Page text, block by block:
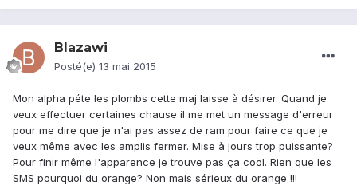
Blazawi
Posté(e) 13 mai 2015
Mon alpha péte les plombs cette maj laisse à désirer. Quand je
veux effectuer certaines chause il me met un message d'erreur
pour me dire que je n'ai pas assez de ram pour faire ce que je
veux même avec les amplis fermer. Mise à jours trop puissante?
Pour finir même l'apparence je trouve pas ça cool. Rien que les
SMS pourquoi du orange? Non mais sérieux du orange !!!